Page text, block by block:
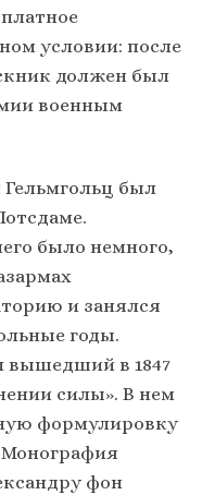
условии: после
должен был
военным
Гельмгольц был
было немного,
и занялся
годы.
вышедший в 1847
силы». В нем
формулировку
Монография
фон